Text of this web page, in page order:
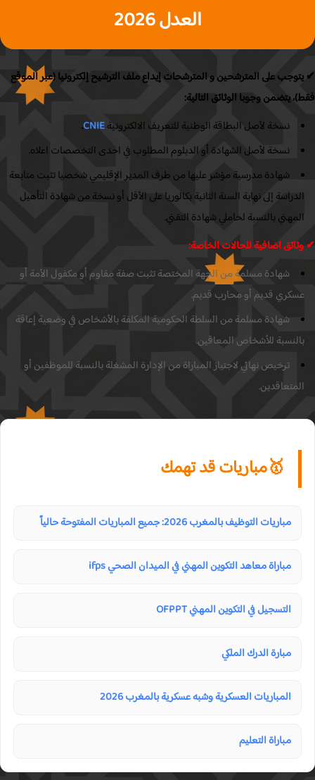
العدل 2026
على المترشحين و المترشحات إيداع ملف الترشيح إلكترونيا (عبر الموقع
يتضمن وجوبا الوثائق التالية:
نسخة لأصل البطاقة الوطنية للتعريف الالكترونيةCNIE
.
نسخة لأصل الشهادة أو الدبلوم المطلوب في احدى التخصصات اعلاه.
شهادة مدرسية مؤشر عليها من طرف المدير الإقليمي شخصيا تثبت متابعة
إلى نهاية السنة الثانية بكالوريا على الأقل أو نسخة من شهادة التأهيل
بالنسبة لحاملي شهادة التقني.
اضافية للحالات الخاصة:
شهادة مسلمة من الجهة المختصة تثبت صفة مقاوم أو مكفول الأمة أو
قديم أو محارب قديم.
شهادة مسلمة من السلطة الحكومية المكلفة بالأشخاص في وضعية إعاقة
للأشخاص المعاقين.
ترخيص نهائي لاجتياز المباراة من الإدارة المشغلة بالنسبة للموظفين أو
🥇مباريات قد تهمك
مباريات التوظيف بالمغرب 2026: جميع المباريات المفتوحة حالياً
مباراة معاهد التكوين المهني في الميدان الصحي ifps
التسجيل في التكوين المهني OFPPT
مبارة الدرك الملكي
المباريات العسكرية وشبه عسكرية بالمغرب 2026
مباراة التعليم